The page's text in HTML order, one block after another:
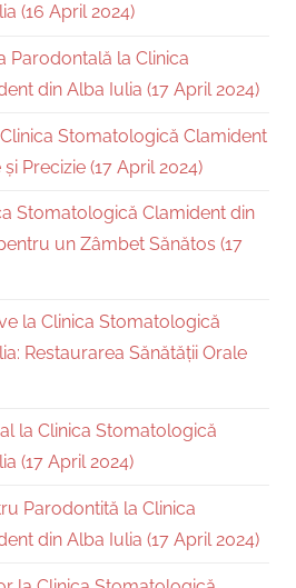
(16 April 2024)
Parodontală la Clinica
din Alba Iulia (17 April 2024)
Stomatologică Clamident
Precizie (17 April 2024)
Stomatologică Clamident din
un Zâmbet Sănătos (17
la Clinica Stomatologică
Restaurarea Sănătății Orale
la Clinica Stomatologică
(17 April 2024)
Parodontită la Clinica
din Alba Iulia (17 April 2024)